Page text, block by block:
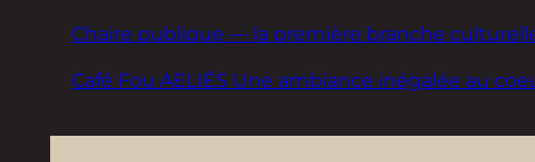
Chaire publique — la première branche culturelle
Café Fou AELIÉS Une ambiance inégalée au